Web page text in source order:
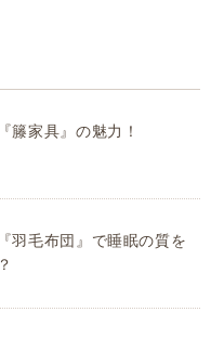
籐家具』の魅力！
羽毛布団』で睡眠の質を